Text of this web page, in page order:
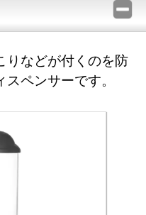
りなどが付くのを防
ペンサーです。